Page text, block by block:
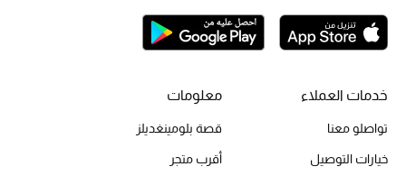
ركن الفخامة
جميع الملابس النسائية
خدمات العملاء
تواصلو معنا
خيارات التوصيل
معلومات
قصة بلومينغديلز
أقرب متجر